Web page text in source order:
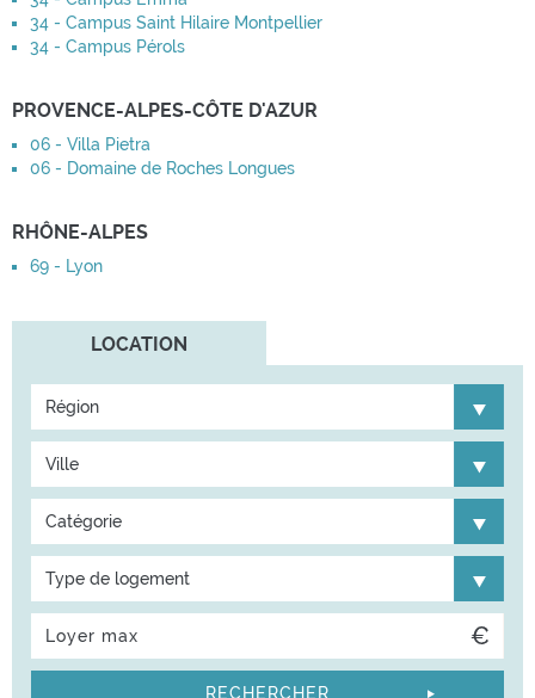
34 - Campus Saint Hilaire Montpellier
34 - Campus Pérols
PROVENCE-ALPES-CÔTE D'AZUR
06 - Villa Pietra
06 - Domaine de Roches Longues
RHÔNE-ALPES
69 - Lyon
LOCATION
Région
Ville
Catégorie
Type de logement